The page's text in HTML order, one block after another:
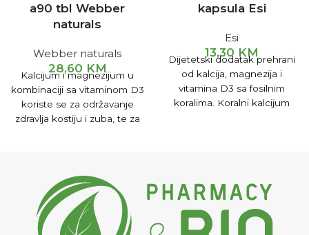
a90 tbl Webber
naturals
Webber naturals
28,60 KM
Kalcijum i magnezijum u
kombinaciji sa vitaminom D3
koriste se za održavanje
zdravlja kostiju i zuba, te za
kapsula Esi
Esi
13,30 KM
Dijetetski dodatak prehrani
od kalcija, magnezija i
vitamina D3 sa fosilnim
koralima. Koralni kalcijum